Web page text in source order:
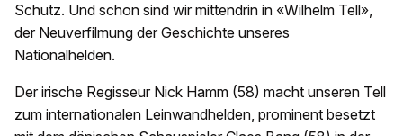
Schutz. Und schon sind wir mittendrin in «Wilhelm Tell»,
der Neuverfilmung der Geschichte unseres
Nationalhelden.
Der irische Regisseur Nick Hamm (58) macht unseren Tell
zum internationalen Leinwandhelden, prominent besetzt